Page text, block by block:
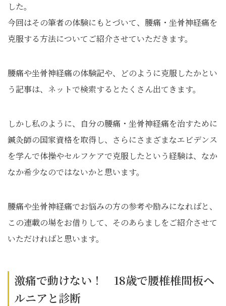
した。
今回はその筆者の体験にもとづいて、腰痛・坐骨神経痛を
克服する方法についてご紹介させていただきます。
腰痛や坐骨神経痛の体験記や、どのように克服したかとい
う記事は、ネットで検索するとたくさん出てきます。
しかし私のように、自分の腰痛・坐骨神経痛を治すために
鍼灸師の国家資格を取得し、さらにさまざまなエビデンス
を学んで体操やセルフケアで克服したという経験は、なか
なか希少なのではないかと思います。
腰痛や坐骨神経痛でお悩みの方の参考や励みになればと、
この連載の場をお借りして、そのあらましをご紹介させて
いただければと思います。
激痛で動けない！ 18歳で腰椎椎間板ヘ
ルニアと診断